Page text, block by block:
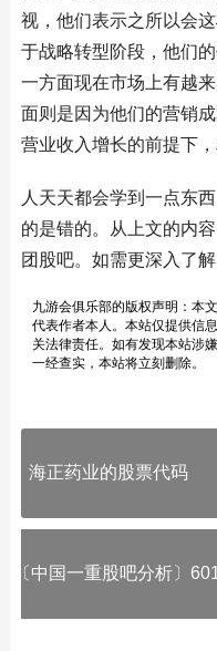
视，他们表示之所以会
于战略转型阶段，他们
一方面现在市场上有越
面则是因为他们的营销
营业收入增长的前提下
人天天都会学到一点东
的是错的。从上文的内
团股吧。如需更深入了
九游会俱乐部的版权声明：本
代表作者本人。本站仅提供信
关法律责任。如有发现本站涉
一经查实，本站将立刻删除。
海正药业的股票代码
〔中国一重股吧分析〕